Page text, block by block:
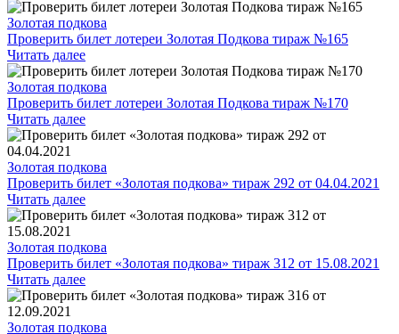
Золотая подкова
Проверить билет лотереи Золотая Подкова тираж №165
Читать далее
Золотая подкова
Проверить билет лотереи Золотая Подкова тираж №170
Читать далее
Золотая подкова
Проверить билет «Золотая подкова» тираж 292 от 04.04.2021
Читать далее
Золотая подкова
Проверить билет «Золотая подкова» тираж 312 от 15.08.2021
Читать далее
Золотая подкова